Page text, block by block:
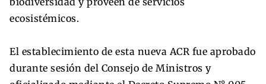
ecosistémicos.
El establecimiento de esta nueva ACR fue aprobado
durante sesión del Consejo de Ministros y